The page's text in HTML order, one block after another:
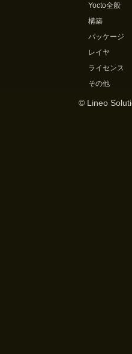
Yocto全般
構築
パッケージ
レイヤ
ライセンス
その他
© Lineo